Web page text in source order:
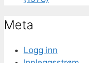
Meta
Logg inn